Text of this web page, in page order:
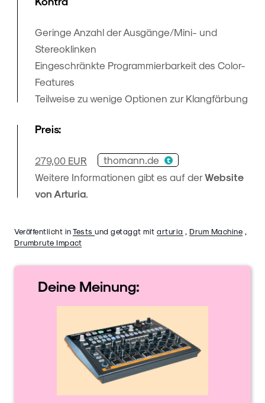
Geringe Anzahl der Ausgänge/Mini- und
Stereoklinken
Eingeschränkte Programmierbarkeit des Color-
Features
Teilweise zu wenige Optionen zur Klangfärbung
Preis:
279,00 EUR
thomann.de
Weitere Informationen gibt es auf derWebsite
von Arturia
Veröffentlicht in Tests und getaggt mit arturia Drum Machine
Drumbrute Impact
Deine Meinung: